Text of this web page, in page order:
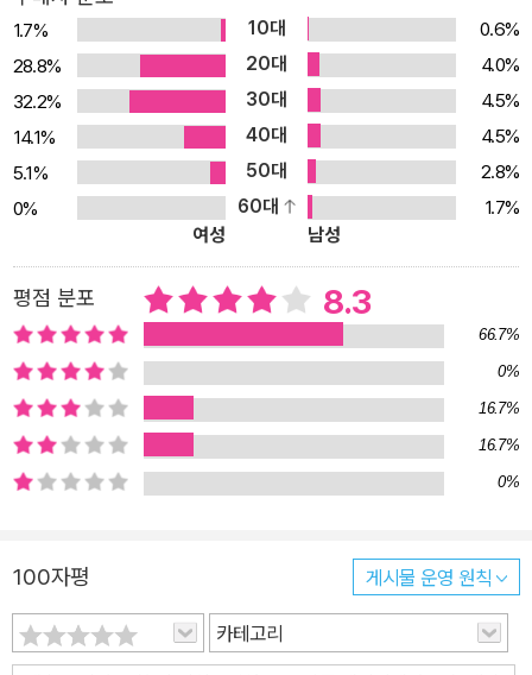
1.7% 10대
0.6%
28.8%
20대
4.0%
32.2%
30대
4.5%
14.1%
40대
4.5%
5.1%
50대
2.8%
0%
60대
1.7%
여성
남성
평점 분포 8.3
66.7%
0%
16.7%
16.7%
0%
100자평 게시물 운영 원칙
카테고리